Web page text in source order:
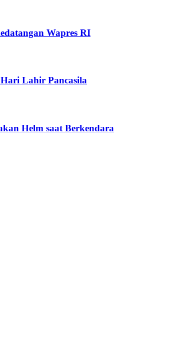
Wapres RI
Lahir Pancasila
Helm saat Berkendara